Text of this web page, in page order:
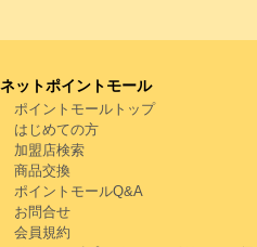
ネットポイントモール
ポイントモールトップ
はじめての方
加盟店検索
商品交換
ポイントモールQ&A
お問合せ
会員規約